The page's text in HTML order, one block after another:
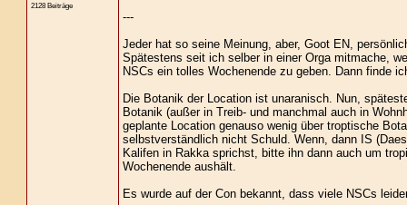
2128 Beiträge
---
Jeder hat so seine Meinung, aber, Goot EN,
Spätestens seit ich selber in einer Orga mitmache,
NSCs ein tolles Wochenende zu geben. Dann finde
Die Botanik der Location ist unaranisch. Nun,
Botanik (außer in Treib- und manchmal auch in
geplante Location genauso wenig über troptische
selbstverständlich nicht Schuld. Wenn, dann IS
Kalifen in Rakka sprichst, bitte ihn dann auch um
Wochenende aushält.
Es wurde auf der Con bekannt, dass viele NSCs